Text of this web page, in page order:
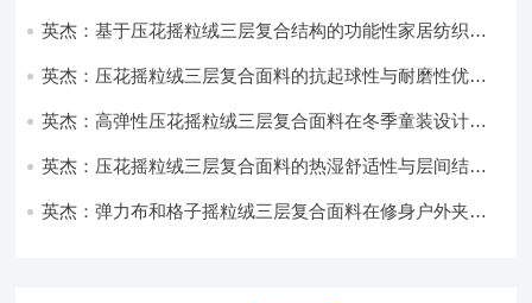
英杰：基于压花摇粒绒三层复合结构的功能性家居纺织品
英杰：压花摇粒绒三层复合面料的抗起球性与耐磨性优化
英杰：高弹性压花摇粒绒三层复合面料在冬季童装设计中
英杰：压花摇粒绒三层复合面料的热湿舒适性与层间结合
英杰：弹力布和格子摇粒绒三层复合面料在修身户外夹克